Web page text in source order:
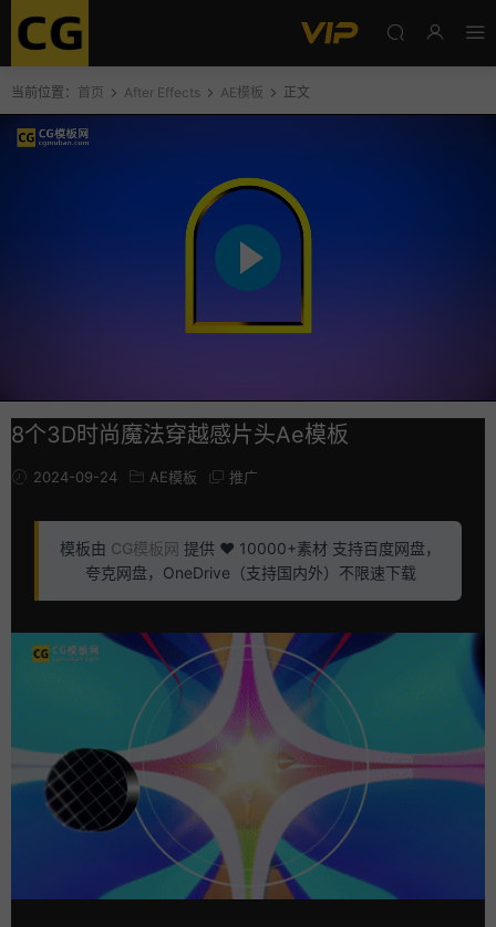
当前位置： 首页 After Effects AE模板 正文
8个3D时尚魔法穿越感片头Ae模板
2024-09-24 AE模板 推广
模板由 CG模板网 提供 ❤️ 10000+素材 支持百度网盘，
夸克网盘，OneDrive（支持国内外）不限速下载